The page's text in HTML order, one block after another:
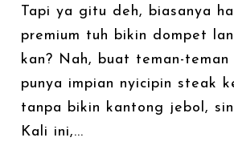
Tapi ya gitu deh, biasanya
premium tuh bikin dompet
kan? Nah, buat teman-
punya impian nyicipin steak
tanpa bikin kantong jebol,
Kali ini,...